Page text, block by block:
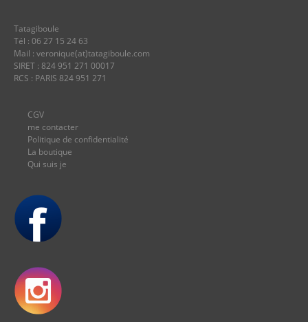
Tatagiboule
Tél : 06 27 15 24 63
Mail : veronique(at)tatagiboule.com
SIRET : 824 951 271 00017
RCS : PARIS 824 951 271
CGV
me contacter
Politique de confidentialité
La boutique
Qui suis je